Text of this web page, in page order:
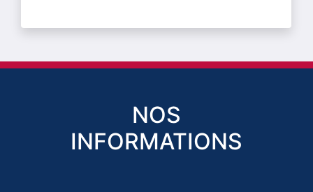
NOS
INFORMATIONS